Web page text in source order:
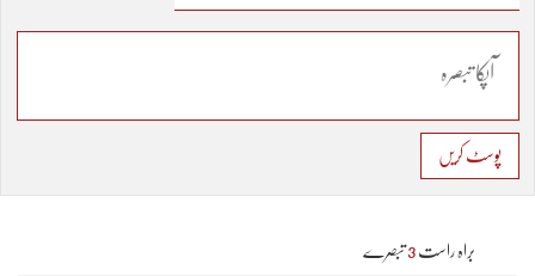
پوسٹ کریں
براہ راست 3 تبصرے